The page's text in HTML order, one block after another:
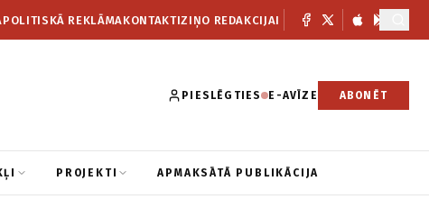
POLITISKĀ REKLĀMAKONTAKTIZIŅO REDAKCIJAI
PIESLĒGTIES E-AVĪZE ABONĒT
PROJEKTI APMAKSĀTĀ PUBLIKĀCIJA